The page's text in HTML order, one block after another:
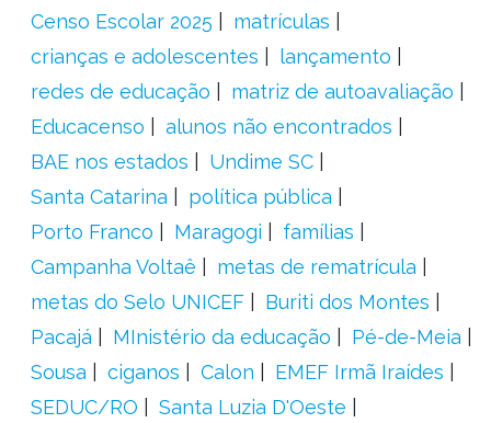
Censo Escolar 2025
matrículas
crianças e adolescentes
lançamento
redes de educação
matriz de autoavaliação
Educacenso
alunos não encontrados
BAE nos estados
Undime SC
Santa Catarina
política pública
Porto Franco
Maragogi
famílias
Campanha Voltaê
metas de rematrícula
metas do Selo UNICEF
Buriti dos Montes
Pacajá
MInistério da educação
Pé-de-Meia
Sousa
ciganos Calon
EMEF Irmã Iraídes
SEDUC/RO
Santa Luzia D'Oeste